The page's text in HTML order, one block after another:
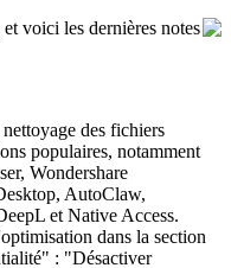
voici les dernières notes
des fichiers
populaires, notamment
Wondershare
AutoClaw,
et Native Access.
dans la section
: "Désactiver